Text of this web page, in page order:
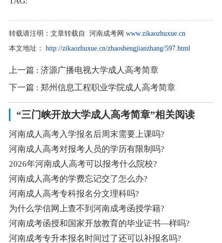
转载请注明： 文章转载自 河南成考网 www.zikaozhuxue.cn
本文地址：
http://zikaozhuxue.cn/zhaoshengjianzhang/597.html
上一篇 : 济源广播电视大学成人高考简章
下一篇 : 郑州信息工程职业学院成人高考简章
“三门峡开放大学成人高考简章”相关阅读
河南成人高考入学报名后周末需要上课吗?
河南成人高考对报考人员的学历有限制吗?
2026年河南成人高考可以报考什么院校?
河南成人高考的学费忘记交了怎么办?
河南成人高考专科报名分文理科吗?
为什么学信网上查不到河南成考函授学籍?
河南成考函授和国家开放教育的毕业证书—样吗?
河南成考专升本报名时间过了还可以补报名吗?